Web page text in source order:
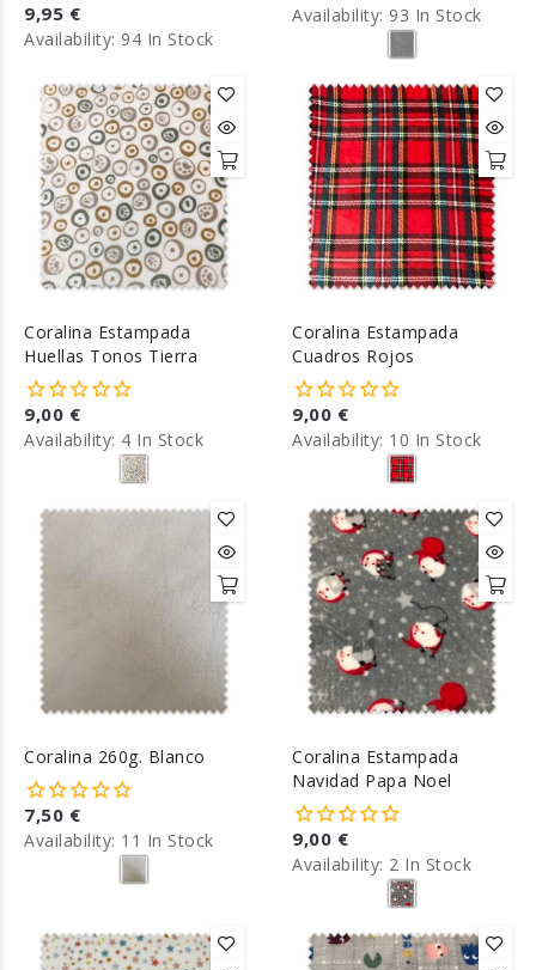
9,95 €
Availability: 94 In Stock
Availability: 93 In Stock
Coralina Estampada
Huellas Tonos Tierra
9,00 €
Availability: 4 In Stock
Coralina Estampada
Cuadros Rojos
9,00 €
Availability: 10 In Stock
Coralina 260g. Blanco
7,50 €
Availability: 11 In Stock
Coralina Estampada
Navidad Papa Noel
9,00 €
Availability: 2 In Stock